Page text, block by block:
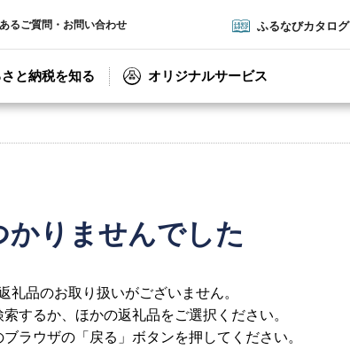
るご質問・お問い合わせ ふるなびカタログ
と納税を知る オリジナルサービス
りませんでした
品のお取り扱いがございません。
するか、ほかの返礼品をご選択ください。
ラウザの「戻る」ボタンを押してください。